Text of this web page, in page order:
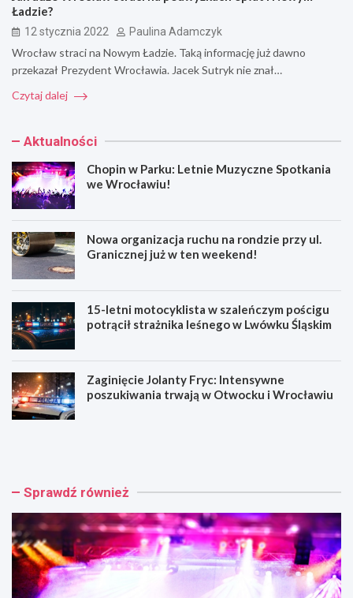
Ładzie?
12 stycznia 2022 Paulina Adamczyk
Wrocław straci na Nowym Ładzie. Taką informację już dawno
przekazał Prezydent Wrocławia. Jacek Sutryk nie znał…
Czytaj dalej
Aktualności
Chopin w Parku: Letnie Muzyczne Spotkania
we Wrocławiu!
Nowa organizacja ruchu na rondzie przy ul.
Granicznej już w ten weekend!
15-letni motocyklista w szaleńczym pościgu
potrącił strażnika leśnego w Lwówku Śląskim
Zaginięcie Jolanty Fryc: Intensywne
poszukiwania trwają w Otwocku i Wrocławiu
C
n
a
r
N
r
n
i
Sprawdź również